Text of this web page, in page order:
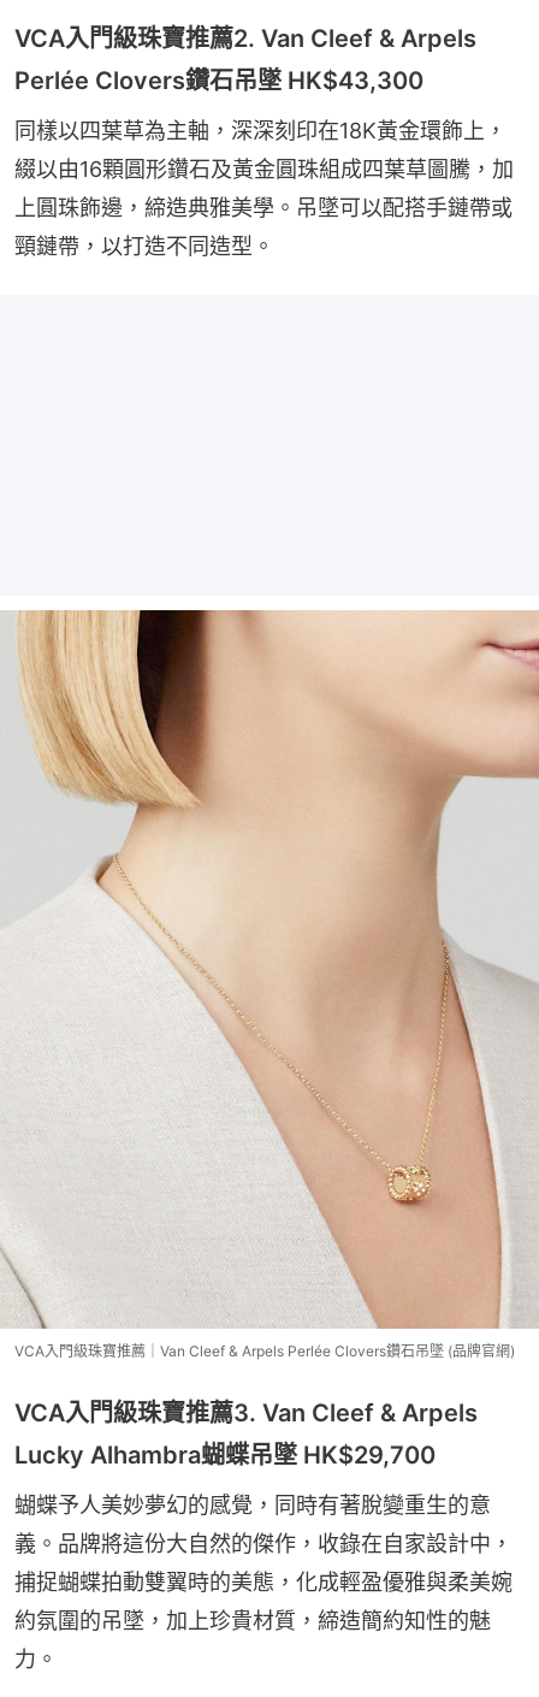
VCA入門級珠寶推薦2. Van Cleef & Arpels
Perlée Clovers鑽石吊墜 HK$43,300
同樣以四葉草為主軸，深深刻印在18K黃金環飾上，
綴以由16顆圓形鑽石及黃金圓珠組成四葉草圖騰，加
上圓珠飾邊，締造典雅美學。吊墜可以配搭手鏈帶或
頸鏈帶，以打造不同造型。
VCA入門級珠寶推薦｜Van Cleef & Arpels Perlée Clovers鑽石吊墜 (品牌官網)
VCA入門級珠寶推薦3. Van Cleef & Arpels
Lucky Alhambra蝴蝶吊墜 HK$29,700
蝴蝶予人美妙夢幻的感覺，同時有著脫變重生的意
義。品牌將這份大自然的傑作，收錄在自家設計中，
捕捉蝴蝶拍動雙翼時的美態，化成輕盈優雅與柔美婉
約氛圍的吊墜，加上珍貴材質，締造簡約知性的魅
力。